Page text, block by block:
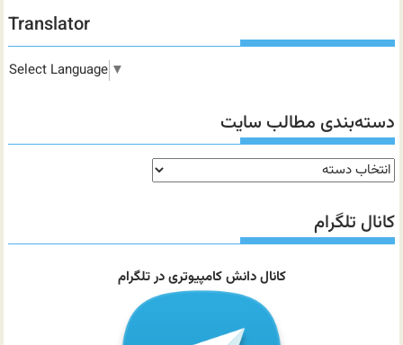
Translator
Select Language ▼
دسته‌بندی مطالب سایت
دسته‌بندی
مطالب
سایت
کانال تلگرام
کانال دانش کامپیوتری در تلگرام